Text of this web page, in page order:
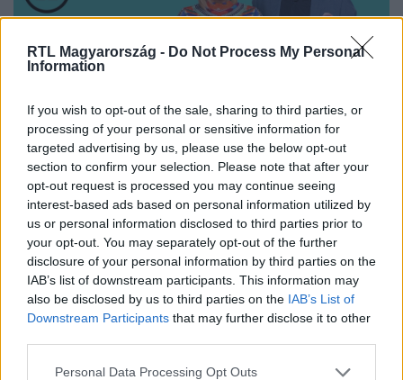
RTL Magyarország - Do Not Process My Personal
Information
If you wish to opt-out of the sale, sharing to third parties, or
processing of your personal or sensitive information for
targeted advertising by us, please use the below opt-out
section to confirm your selection. Please note that after your
opt-out request is processed you may continue seeing
interest-based ads based on personal information utilized by
us or personal information disclosed to third parties prior to
your opt-out. You may separately opt-out of the further
disclosure of your personal information by third parties on the
IAB’s list of downstream participants. This information may
also be disclosed by us to third parties on the IAB’s List of
Downstream Participants that may further disclose it to other
Please note that this website/app uses one or more Google
Personal Data Processing Opt Outs
Nézd vissza a Híradó adásait az RTL+ felületén!
Itt állítsd be, hogy az RTL.hu az elsők között
legyen a Google-találatokban!